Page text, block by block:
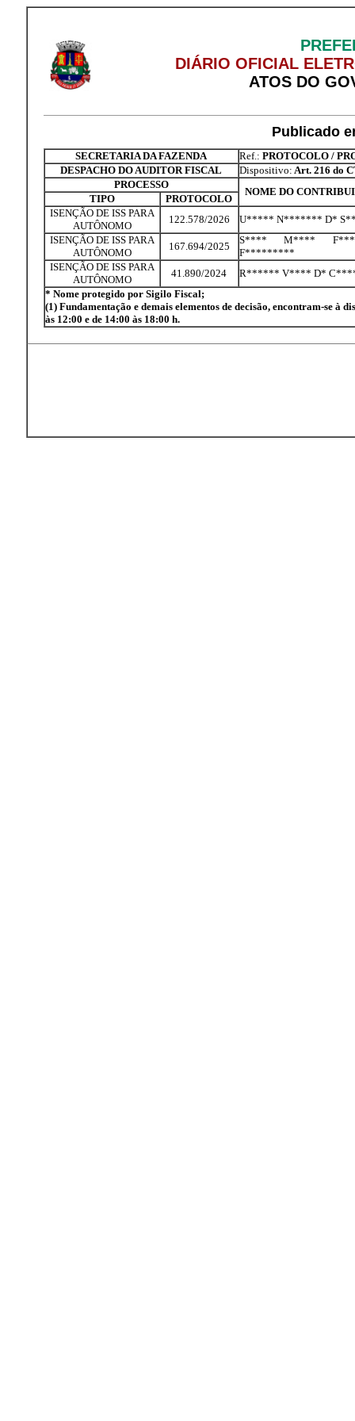
DIÁRIO OFICIAL
ATOS DO
Publicado
SECRETARIA DA FAZENDA Ref.: PROTOCOLO /
DESPACHO DO AUDITOR FISCAL
Dispositivo: Art. 216 do
PROCESSO
NOME DO
TIPO
PROTOCOLO
ISENÇÃO DE ISS PARA
AUTÔNOMO
122.578/2026
U***** N******* D*
ISENÇÃO DE ISS PARA
AUTÔNOMO
167.694/2025
S**** M****
F*********
ISENÇÃO DE ISS PARA
AUTÔNOMO
41.890/2024
R****** V**** D*
* Nome protegido por Sigilo Fiscal;
(1) Fundamentação e demais elementos de decisão, encontram-se à
às 12:00 e de 14:00 às 18:00 h.